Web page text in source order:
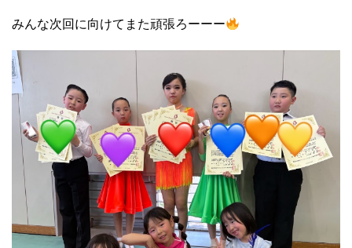
みんな次回に向けてまた頑張ろーーー